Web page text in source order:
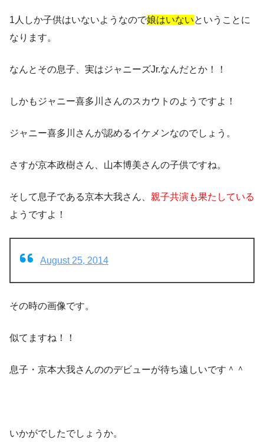
1人しか子供はいないようなので娘はいないということに
なります。
なんとその息子、実はジャニーズJr.なんだとか！！
しかもジャニー喜多川さんのスカウトのようですよ！
ジャニー喜多川さんが認めるイケメンなのでしょう。
さすが京本政樹さん、山本博美さんの子供ですね。
そして息子である京本大我さん、 親子共演も果たしている
ようですよ！
August 25, 2014
その時の画像です。
似てますね！！
息子・京本大我さんののデビューが待ち遠しいです＾＾
いかがでしたでしょうか。